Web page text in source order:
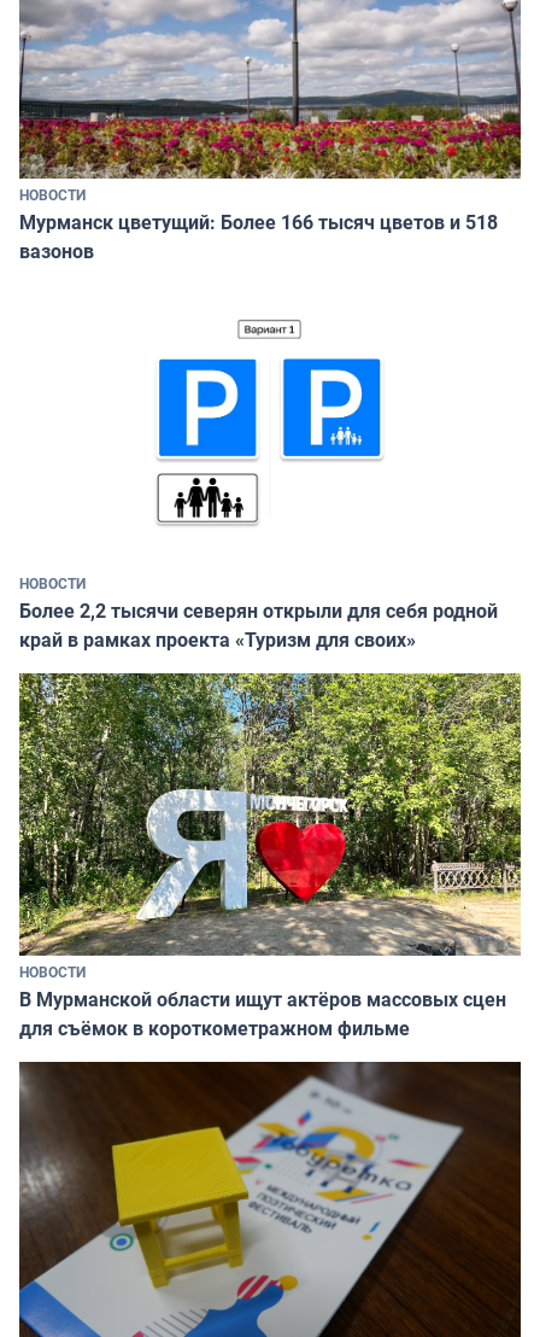
НОВОСТИ
Мурманск цветущий: Более 166 тысяч цветов и 518
вазонов
НОВОСТИ
Более 2,2 тысячи северян открыли для себя родной
край в рамках проекта «Туризм для своих»
НОВОСТИ
В Мурманской области ищут актёров массовых сцен
для съёмок в короткометражном фильме